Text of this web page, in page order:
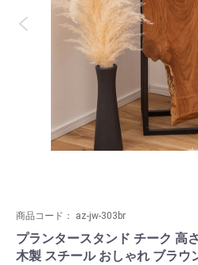
商品コード： az-jw-303br
プランタースタンド チーク 高
木製 スチール おしゃれ ブラウ